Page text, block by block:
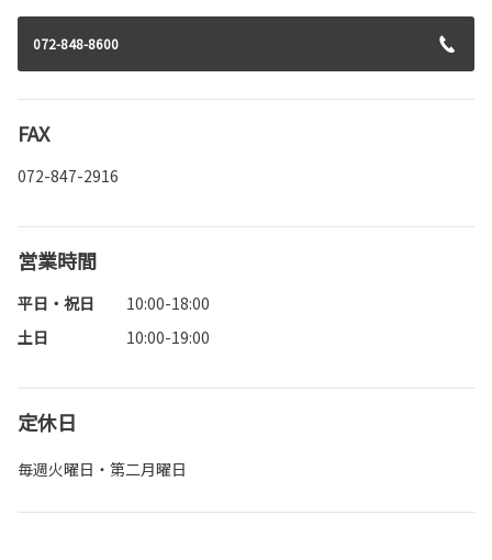
072-848-8600
FAX
072-847-2916
営業時間
平日・祝日
10:00-18:00
土日
10:00-19:00
定休日
毎週火曜日・第二月曜日